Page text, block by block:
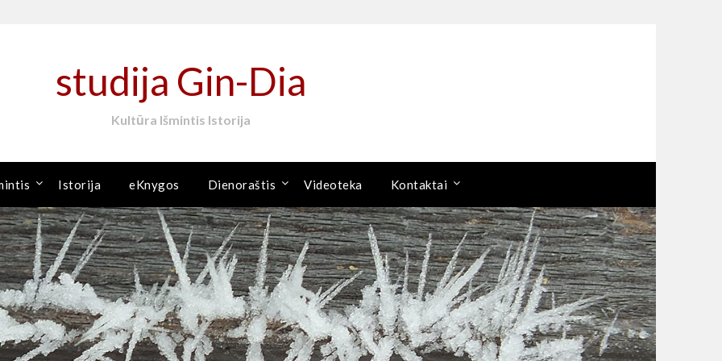
studija Gin-Dia
Kultūra Išmintis Istorija
Istorija eKnygos Dienoraštis Videoteka Kontaktai